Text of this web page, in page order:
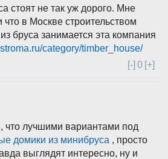
стоят не так уж дорого. Мне
в Москве строительством
бруса занимается эта компания
category/timber_house/
[-] 0 [+]
что лучшими вариантами под
домики из минибруса , просто
выглядят интересно, ну и